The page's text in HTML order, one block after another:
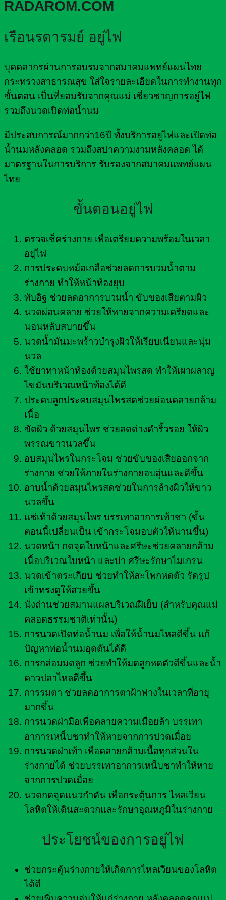
RADAROM.COM
เรือนรดารมย์ อยู่ไฟ
บุคคลากรผ่านการอบรมจากสมาคมแพทย์แผนไทย
กระทรวงสาธารณสุข ใส่ใจรายละเอียดในการทำงานทุก
ขั้นตอน เป็นที่ยอมรับจากคุณแม่ เชี่ยวชาญการอยู่ไฟ
รวมถึงนวดเปิดท่อน้ำนม
มีประสบการณ์มากกว่า16ปี ทั้งบริการอยู่ไฟและเปิดท่อ
น้ำนมหลังคลอด รวมถึงสปาความงามหลังคลอด ได้
มาตรฐานในการบริการ รับรองจากสมาคมแพทย์แผน
ไทย
ขั้นตอนอยู่ไฟ
ตรวจเช็คร่างกาย เพื่อเตรียมความพร้อมในเวลา
อยู่ไฟ
การประคบหม้อเกลือช่วยลดการบวมน้ำตาม
ร่างกาย ทำให้หน้าท้องยุบ
ทับอิฐ ช่วยลดอาการบวมน้ำ ขับของเสียตามผิว
นวดผ่อนคลาย ช่วยให้หายจากความเครียดและ
นอนหลับสบายขึ้น
นวดน้ำมันมะพร้าวบำรุงผิวให้เรียบเนียนและนุ่ม
นวล
ใช้ยาทาหน้าท้องด้วยสมุนไพรสด ทำให้เผาผลาญ
ไขมันบริเวณหน้าท้องได้ดี
ประคบลูกประคบสมุนไพรสดช่วยผ่อนคลายกล้าม
เนื้อ
ขัดผิว ด้วยสมุนไพร ช่วยลดด่างดำริ้วรอย ให้ผิว
พรรณขาวนวลขึ้น
อบสมุนไพรในกระโจม ช่วยขับของเสียออกจาก
ร่างกาย ช่วยให้ภายในร่างกายอบอุ่นและดีขึ้น
อาบน้ำด้วยสมุนไพรสดช่วยในการล้างผิวให้ขาว
นวลขึ้น
แช่เท้าด้วยสมุนไพร บรรเทาอาการเท้าชา (ขั้น
ตอนนี้เปลี่ยนเป็น เข้ากระโจมอบตัวให้นานขึ้น)
นวดหน้า กดจุดใบหน้าและศรีษะช่วยคลายกล้าม
เนื้อบริเวณใบหน้า และบ่า ศรีษะรักษาไมเกรน
นวดเข้าตระเกียบ ช่วยทำให้สะโพกหดตัว รัดรูป
เข้าทรงดูให้สวยขึ้น
นั่งถ่านช่วยสมานแผลบริเวณฝีเย็บ (สำหรับคุณแม่
คลอดธรรมชาติเท่านั้น)
การนวดเปิดท่อน้ำนม เพื่อให้น้ำนมไหลดีขึ้น แก้
ปัญหาท่อน้ำนมอุดตันได้ดี
การกล่อมมดลูก ช่วยทำให้มดลูกหดตัวดีขึ้นและน้ำ
คาวปลาไหลดีขึ้น
การรมตา ช่วยลดอาการตาฝ้าฟางในเวลาที่อายุ
มากขึ้น
การนวดฝ่ามือเพื่อคลายความเมื่อยล้า บรรเทา
อาการเหน็บชาทำให้หายจากการปวดเมื่อย
การนวดฝ่าเท้า เพื่อคลายกล้ามเนื้อทุกส่วนใน
ร่างกายได้ ช่วยบรรเทาอาการเหน็บชาทำให้หาย
จากการปวดเมื่อย
นวดกดจุดแนวกำดัน เพื่อกระตุ้นการ ไหลเวียน
โลหิตให้เดินสะดวกและรักษาอุณหภูมิในร่างกาย
ประโยชน์ของการอยู่ไฟ
ช่วยกระตุ้นร่างกายให้เกิดการไหลเวียนของโลหิต
ได้ดี